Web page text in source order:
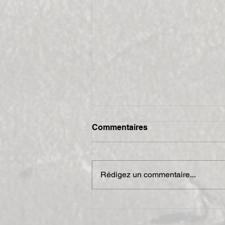
CF Requista 2017
Commentaires
Rédigez un commentaire...